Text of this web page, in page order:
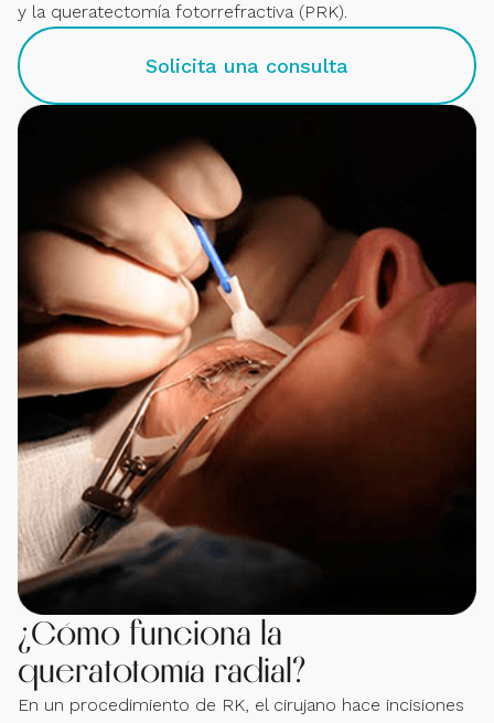
y la queratectomía fotorrefractiva (PRK).
Solicita una consulta
¿Cómo funciona la
queratotomía radial?
En un procedimiento de RK, el cirujano hace incisiones